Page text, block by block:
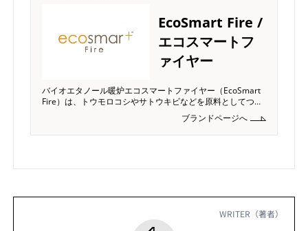
EcoSmart Fire /
エコスマートフ
ァイヤー
バイオエタノール暖炉エコスマートファイヤー（EcoSmart
Fire）は、トウモロコシやサトウキビなどを原料としてつく
られた燃料「バイオエタノール」を燃焼させる新しいタイプ
の暖炉です。燃料であるバイオエタノールは、燃焼しても煙
や煤を排出しない為、従来の暖炉に必要であった煙突や、換
ブランドページへ
WRITER（著者）